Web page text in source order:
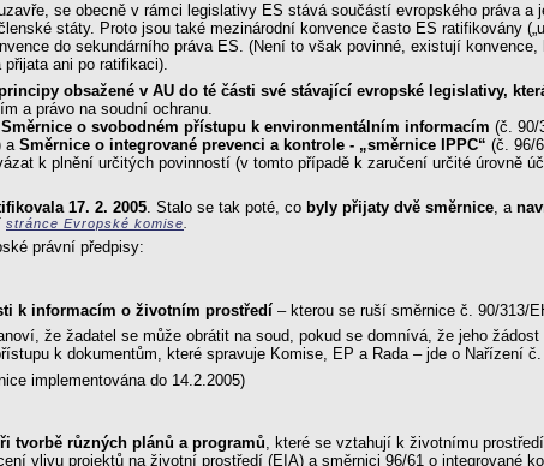
se obecně v rámci legislativy ES stává součástí evropského práva
státy. Proto jsou také mezinárodní konvence často ES ratifikovány
do sekundárního práva ES. (Není to však povinné, existují
ani po ratifikaci).
obsažené v AU do té části své stávající evropské legislativy,
a právo na soudní ochranu.
Směrnice o svobodném přístupu k environmentálním informacím (č. 90/
a Směrnice o integrované prevenci a kontrole - „směrnice IPPC“ (č. 96/
k plnění určitých povinností (v tomto případě k zaručení určité úrovně
17. 2. 2005 . Stalo se tak poté, co byly přijaty dvě směrnice , a
stránce Evropské komise
právní předpisy:
k informacím o životním prostředí – kterou se ruší směrnice č. 90/313/
že žadatel se může obrátit na soud, pokud se domnívá, že jeho
k dokumentům, které spravuje Komise, EP a Rada – jde o Nařízení
implementována do 14.2.2005)
tvorbě různých plánů a programů, které se vztahují k životnímu
vlivu projektů na životní prostředí (EIA) a směrnici 96/61 o integrované